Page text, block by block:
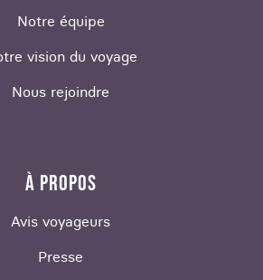
Notre équipe
vision du voyage
Nous rejoindre
À PROPOS
Avis voyageurs
Presse